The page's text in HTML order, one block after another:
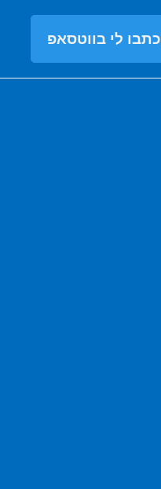
כתבו לי בווטסאפ